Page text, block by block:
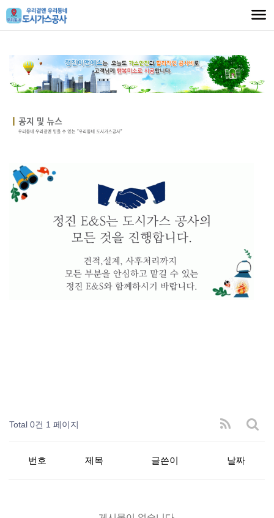
Total 0건 1 페이지
번호 제목 글쓴이 날짜